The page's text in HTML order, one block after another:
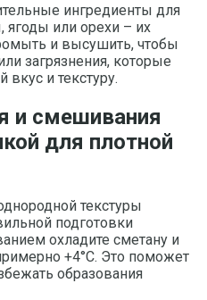
ингредиенты для
или орехи – их
и высушить, чтобы
загрязнения, которые
вкус и текстуру.
и смешивания
для плотной
текстуры
подготовки
охладите сметану и
+4°C. Это поможет
образования